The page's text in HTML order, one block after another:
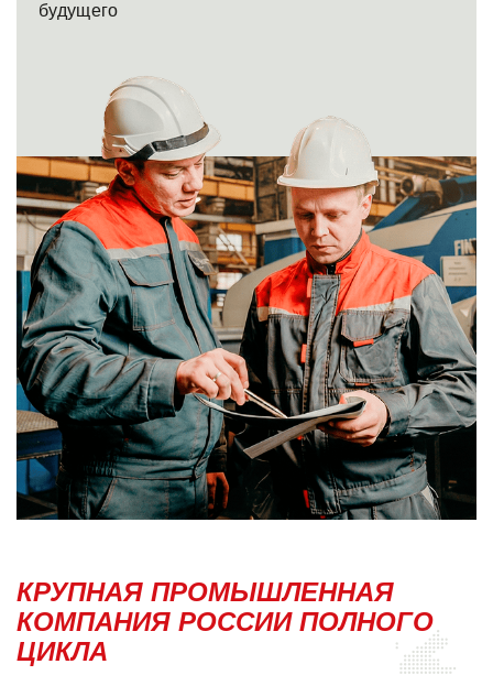
будущего
КРУПНАЯ ПРОМЫШЛЕННАЯ
КОМПАНИЯ РОССИИ ПОЛНОГО
ЦИКЛА